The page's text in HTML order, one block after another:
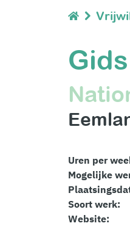
Uren per
Mogelijke
Soort werk:
Website: